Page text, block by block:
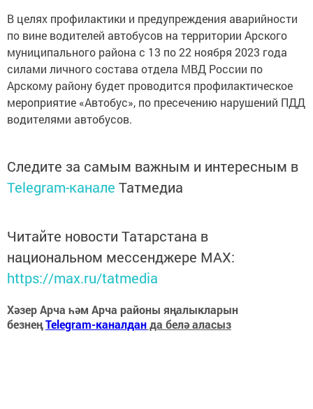
В целях профилактики и предупреждения аварийности
по вине водителей автобусов на территории Арского
муниципального района с 13 по 22 ноября 2023 года
силами личного состава отдела МВД России по
Арскому району будет проводится профилактическое
мероприятие «Автобус», по пресечению нарушений ПДД
водителями автобусов.
Следите за самым важным и интересным в
Telegram-канале Татмедиа
Читайте новости Татарстана в
национальном мессенджере MАХ:
https://max.ru/tatmedia
Хәзер Арча һәм Арча районы яңалыкларын
безнеңTelegram-каналданда белә аласыз